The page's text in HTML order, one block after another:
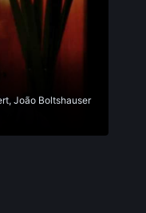
, João Boltshauser